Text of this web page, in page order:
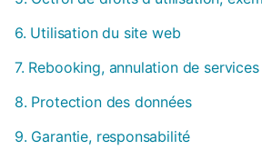
6. Utilisation du site web
7. Rebooking, annulation de services
8. Protection des données
9. Garantie, responsabilité